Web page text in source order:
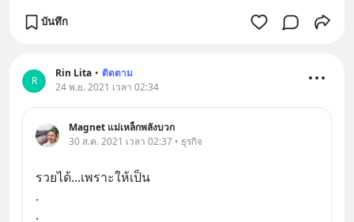
บันทึก
R
Rin Lita • ติดตาม
24 พ.ย. 2021 เวลา 02:34
Magnet แม่เหล็กพลังบวก
30 ส.ค. 2021 เวลา 02:37 • ธุรกิจ
รวยได้...เพราะให้เป็น
.
.